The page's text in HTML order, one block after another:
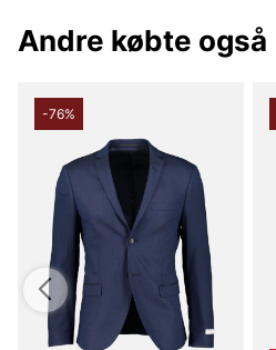
Andre købte også
-76%